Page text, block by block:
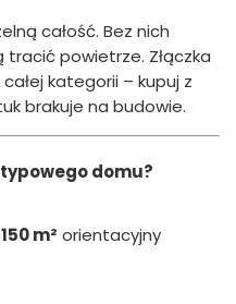
całość. Bez nich
tracić powietrze. Złączka
kategorii – kupuj z
brakuje na budowie.
domu?
m² orientacyjny